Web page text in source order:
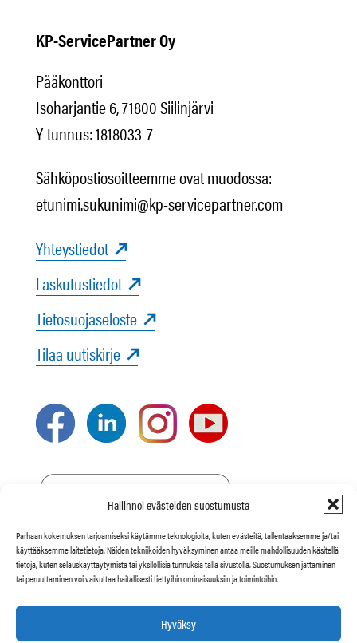
Hallinnoi evästeiden suostumusta
Parhaan kokemuksen tarjoamiseksi käytämme teknologioita, kuten evästeitä, tallentaaksemme ja/tai
käyttääksemme laitetietoja. Näiden tekniikoiden hyväksyminen antaa meille mahdollisuuden käsitellä
tietoja, kuten selauskäyttäytymistä tai yksilöllisiä tunnuksia tällä sivustolla. Suostumuksen jättäminen
tai peruuttaminen voi vaikuttaa haitallisesti tiettyihin ominaisuuksiin ja toimintoihin.
Hyväksy
KP-ServicePartner Oy
Pääkonttori
Isoharjantie 6, 71800 Siilinjärvi
Y-tunnus: 1818033-7
Sähköpostiosoitteemme ovat muodossa:
etunimi.sukunimi@kp-servicepartner.com
Yhteystiedot
Laskutustiedot
Tietosuojaseloste
Tilaa uutiskirje